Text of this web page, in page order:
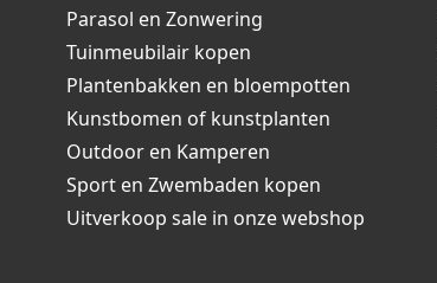
Parasol en Zonwering
Tuinmeubilair kopen
Plantenbakken en bloempotten
Kunstbomen of kunstplanten
Outdoor en Kamperen
Sport en Zwembaden kopen
Uitverkoop sale in onze webshop